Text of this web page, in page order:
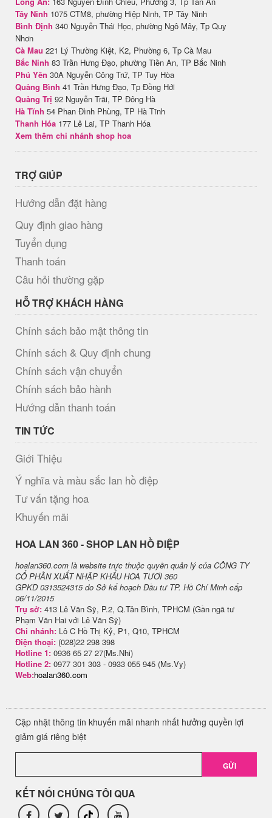
Tây Ninh 1075 CTM8, phường Hiệp Ninh, TP Tây Ninh
Bình Định 340 Nguyễn Thái Học, phường Ngô Mây, Tp Quy
Nhơn
Cà Mau 221 Lý Thường Kiệt, K2, Phường 6, Tp Cà Mau
Bắc Ninh 83 Trần Hưng Đạo, phường Tiền An, TP Bắc Ninh
Phú Yên 30A Nguyễn Công Trứ, TP Tuy Hòa
Quảng Bình 41 Trần Hưng Đạo, Tp Đồng Hới
Quảng Trị 92 Nguyễn Trãi, TP Đông Hà
Hà Tĩnh 54 Phan Đình Phùng, TP Hà Tĩnh
Thanh Hóa 177 Lê Lai, TP Thanh Hóa
Xem thêm chi nhánh shop hoa
TRỢ GIÚP
Hướng dẫn đặt hàng
Quy định giao hàng
Tuyển dụng
Thanh toán
Câu hỏi thường gặp
HỖ TRỢ KHÁCH HÀNG
Chính sách bảo mật thông tin
Chính sách & Quy định chung
Chính sách vận chuyển
Chính sách bảo hành
Hướng dẫn thanh toán
TIN TỨC
Giới Thiệu
Ý nghĩa và màu sắc lan hồ điệp
Tư vấn tặng hoa
Khuyến mãi
H​OA LAN 360 - SHOP LAN HỒ ĐIỆP
hoalan360.com là website trực thuộc quyền quản lý của CÔNG TY
CỔ PHẦN XUẤT NHẬP KHẨU HOA TƯƠI 360
GPKD 0313524315 do Sở kế hoạch Đầu tư TP. Hồ Chí Minh cấp
06/11/2015
Trụ sở: 413 Lê Văn Sỹ, P.2, Q.Tân Bình, TPHCM (Gần ngã tư
Phạm Văn Hai với Lê Văn Sỹ)
Chi nhánh: Lô C Hồ Thị Kỷ, P1, Q10, TPHCM
Điện thoại: (028)22 298 398
Hotline 1: 0936 65 27 27(Ms.Nhi)
Hotline 2: 0977 301 303 - 0933 055 945 (Ms.Vy)
Web:hoalan360.com
Cập nhật thông tin khuyến mãi nhanh nhất hưởng quyền lợi
giảm giá riêng biệt
GỬI
KẾT NỐI CHÚNG TÔI QUA